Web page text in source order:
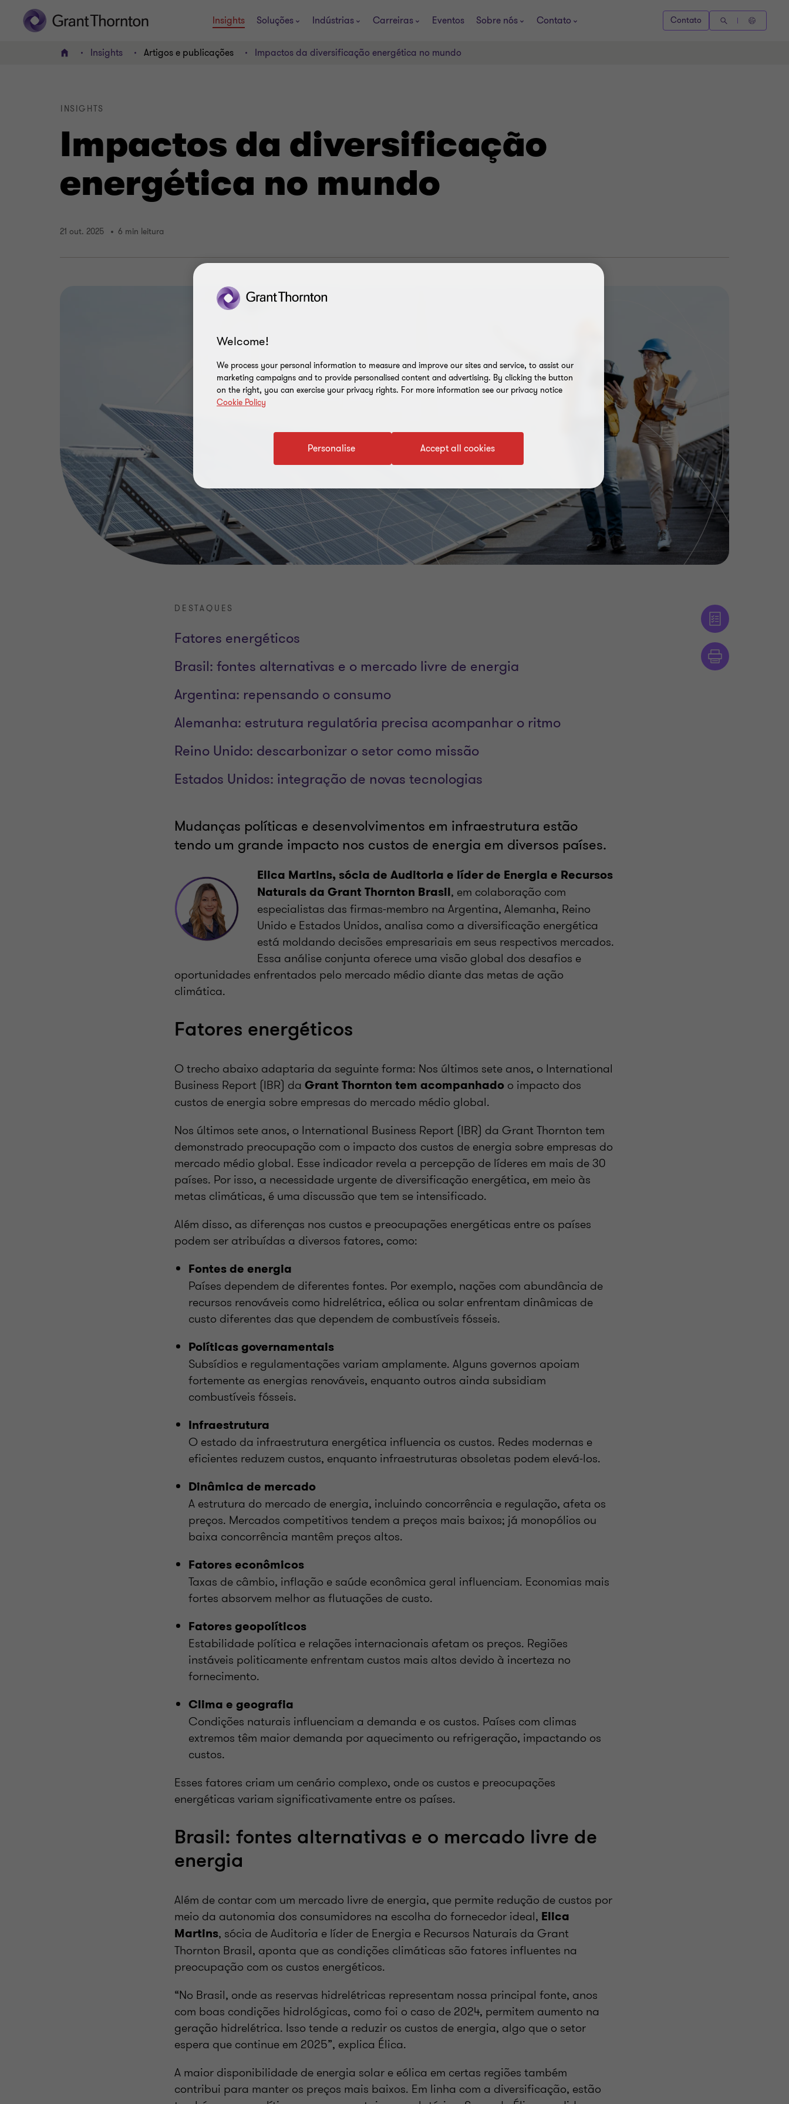
Insights Soluções Indústrias Carreiras Eventos Sobre nós Contato Contato
HOME Insights Artigos e publicações Impactos da diversificação energética no mundo
Impactos da diversificação
energética no mundo
INSIGHTS
21 out. 2025 6 min leitura
DESTAQUES
Fatores energéticos
Brasil: fontes alternativas e o mercado livre de energia
Argentina: repensando o consumo
Alemanha: estrutura regulatória precisa acompanhar o ritmo
Reino Unido: descarbonizar o setor como missão
Estados Unidos: integração de novas tecnologias
Mudanças políticas e desenvolvimentos em infraestrutura estão
tendo um grande impacto nos custos de energia em diversos países.
Elica Martins, sócia de Auditoria e líder de Energia e Recursos
Naturais da Grant Thornton Brasil, em colaboração com
especialistas das firmas-membro na Argentina, Alemanha, Reino
Unido e Estados Unidos, analisa como a diversificação energética
está moldando decisões empresariais em seus respectivos mercados.
Essa análise conjunta oferece uma visão global dos desafios e
oportunidades enfrentados pelo mercado médio diante das metas de ação
climática.
Fatores energéticos
O trecho abaixo adaptaria da seguinte forma: Nos últimos sete anos, o International
Business Report (IBR) da Grant Thornton tem acompanhado o impacto dos
custos de energia sobre empresas do mercado médio global.
Nos últimos sete anos, o International Business Report (IBR) da Grant Thornton tem
demonstrado preocupação com o impacto dos custos de energia sobre empresas do
mercado médio global. Esse indicador revela a percepção de líderes em mais de 30
países. Por isso, a necessidade urgente de diversificação energética, em meio às
metas climáticas, é uma discussão que tem se intensificado.
Além disso, as diferenças nos custos e preocupações energéticas entre os países
podem ser atribuídas a diversos fatores, como:
Fontes de energia
Países dependem de diferentes fontes. Por exemplo, nações com abundância de
recursos renováveis como hidrelétrica, eólica ou solar enfrentam dinâmicas de
custo diferentes das que dependem de combustíveis fósseis.
Políticas governamentais
Subsídios e regulamentações variam amplamente. Alguns governos apoiam
fortemente as energias renováveis, enquanto outros ainda subsidiam
combustíveis fósseis.
Infraestrutura
O estado da infraestrutura energética influencia os custos. Redes modernas e
eficientes reduzem custos, enquanto infraestruturas obsoletas podem elevá-los.
Dinâmica de mercado
A estrutura do mercado de energia, incluindo concorrência e regulação, afeta os
preços. Mercados competitivos tendem a preços mais baixos; já monopólios ou
baixa concorrência mantêm preços altos.
Fatores econômicos
Taxas de câmbio, inflação e saúde econômica geral influenciam. Economias mais
fortes absorvem melhor as flutuações de custo.
Fatores geopolíticos
Estabilidade política e relações internacionais afetam os preços. Regiões
instáveis politicamente enfrentam custos mais altos devido à incerteza no
fornecimento.
Clima e geografia
Condições naturais influenciam a demanda e os custos. Países com climas
extremos têm maior demanda por aquecimento ou refrigeração, impactando os
custos.
Esses fatores criam um cenário complexo, onde os custos e preocupações
energéticas variam significativamente entre os países.
Brasil: fontes alternativas e o mercado livre de
energia
Além de contar com um mercado livre de energia, que permite redução de custos por
meio da autonomia dos consumidores na escolha do fornecedor ideal, Elica
Martins, sócia de Auditoria e líder de Energia e Recursos Naturais da Grant
Thornton Brasil, aponta que as condições climáticas são fatores influentes na
preocupação com os custos energéticos.
“No Brasil, onde as reservas hidrelétricas representam nossa principal fonte, anos
com boas condições hidrológicas, como foi o caso de 2024, permitem aumento na
geração hidrelétrica. Isso tende a reduzir os custos de energia, algo que o setor
espera que continue em 2025”, explica Élica.
A maior disponibilidade de energia solar e eólica em certas regiões também
contribui para manter os preços mais baixos. Em linha com a diversificação, estão
Welcome!
We process your personal information to measure and improve our sites and service, to assist our
marketing campaigns and to provide personalised content and advertising. By clicking the button
on the right, you can exercise your privacy rights. For more information see our privacy notice
Cookie Policy
Accept all cookies
Personalise